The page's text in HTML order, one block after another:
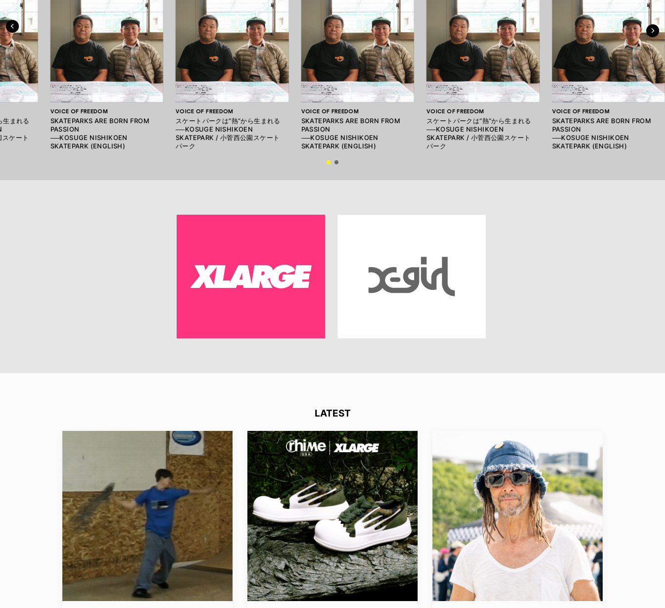
生まれる
ケート
VOICE OF FREEDOM
SKATEPARKS ARE BORN FROM
PASSION
──KOSUGE NISHIKOEN
SKATEPARK (ENGLISH)
VOICE OF FREEDOM
スケートパークは“熱”から生まれる
──KOSUGE NISHIKOEN
SKATEPARK / 小菅西公園スケート
パーク
VOICE OF FREEDOM
SKATEPARKS ARE BORN FROM
PASSION
──KOSUGE NISHIKOEN
SKATEPARK (ENGLISH)
VOICE OF FREEDOM
スケートパークは“熱”から生まれる
──KOSUGE NISHIKOEN
SKATEPARK / 小菅西公園スケート
パーク
VOICE OF FREEDOM
SKATEPARKS ARE BORN FROM
PASSION
──KOSUGE NISHIKOEN
SKATEPARK (ENGLISH)
LATEST